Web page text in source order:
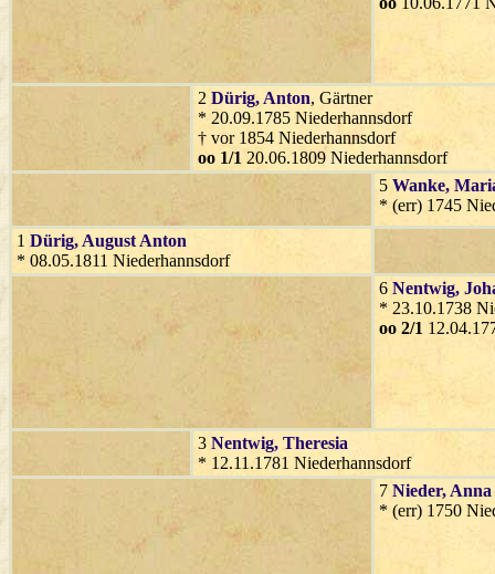
2 Dürig, Anton, Gärtner
* 20.09.1785 Niederhannsdorf
† vor 1854 Niederhannsdorf
oo 1/1 20.06.1809 Niederhannsdorf
5 Wanke,
* (err) 1745
1 Dürig, August Anton
* 08.05.1811 Niederhannsdorf
6 Nentwig,
* 23.10.1738
oo 2/1
3 Nentwig, Theresia
* 12.11.1781 Niederhannsdorf
7 Nieder,
* (err) 1750